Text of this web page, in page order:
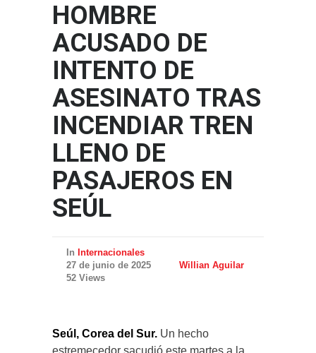
HOMBRE
ACUSADO DE
INTENTO DE
ASESINATO TRAS
INCENDIAR TREN
LLENO DE
PASAJEROS EN
SEÚL
In Internacionales
27 de junio de 2025
Willian Aguilar
52 Views
Seúl, Corea del Sur. Un hecho
estremecedor sacudió este martes a la